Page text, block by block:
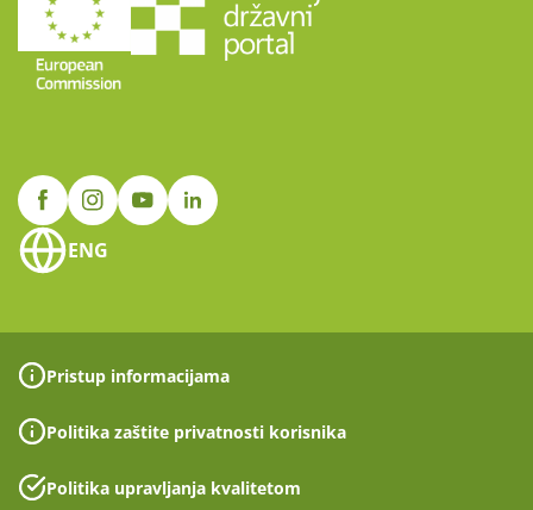
ENG
Pristup informacijama
Politika zaštite privatnosti korisnika
Politika upravljanja kvalitetom